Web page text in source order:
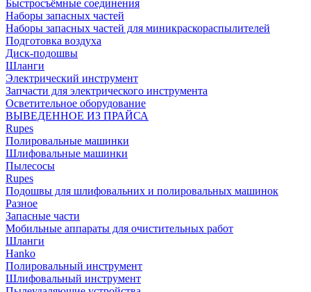
Быстросъёмные соединения
Наборы запасных частей
Наборы запасных частей для миникраскораспылителей
Подготовка воздуха
Диск-подошвы
Шланги
Электрический инструмент
Запчасти для электрического инструмента
Осветительное оборудование
ВЫВЕДЕННОЕ ИЗ ПРАЙСА
Rupes
Полировальные машинки
Шлифовальные машинки
Пылесосы
Rupes
Подошвы для шлифовальних и полировальных машинок
Разное
Запасные части
Мобильные аппараты для очистительных работ
Шланги
Hanko
Полировальный инструмент
Шлифовальный инструмент